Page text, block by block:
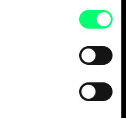
på sidan för ditt kort.